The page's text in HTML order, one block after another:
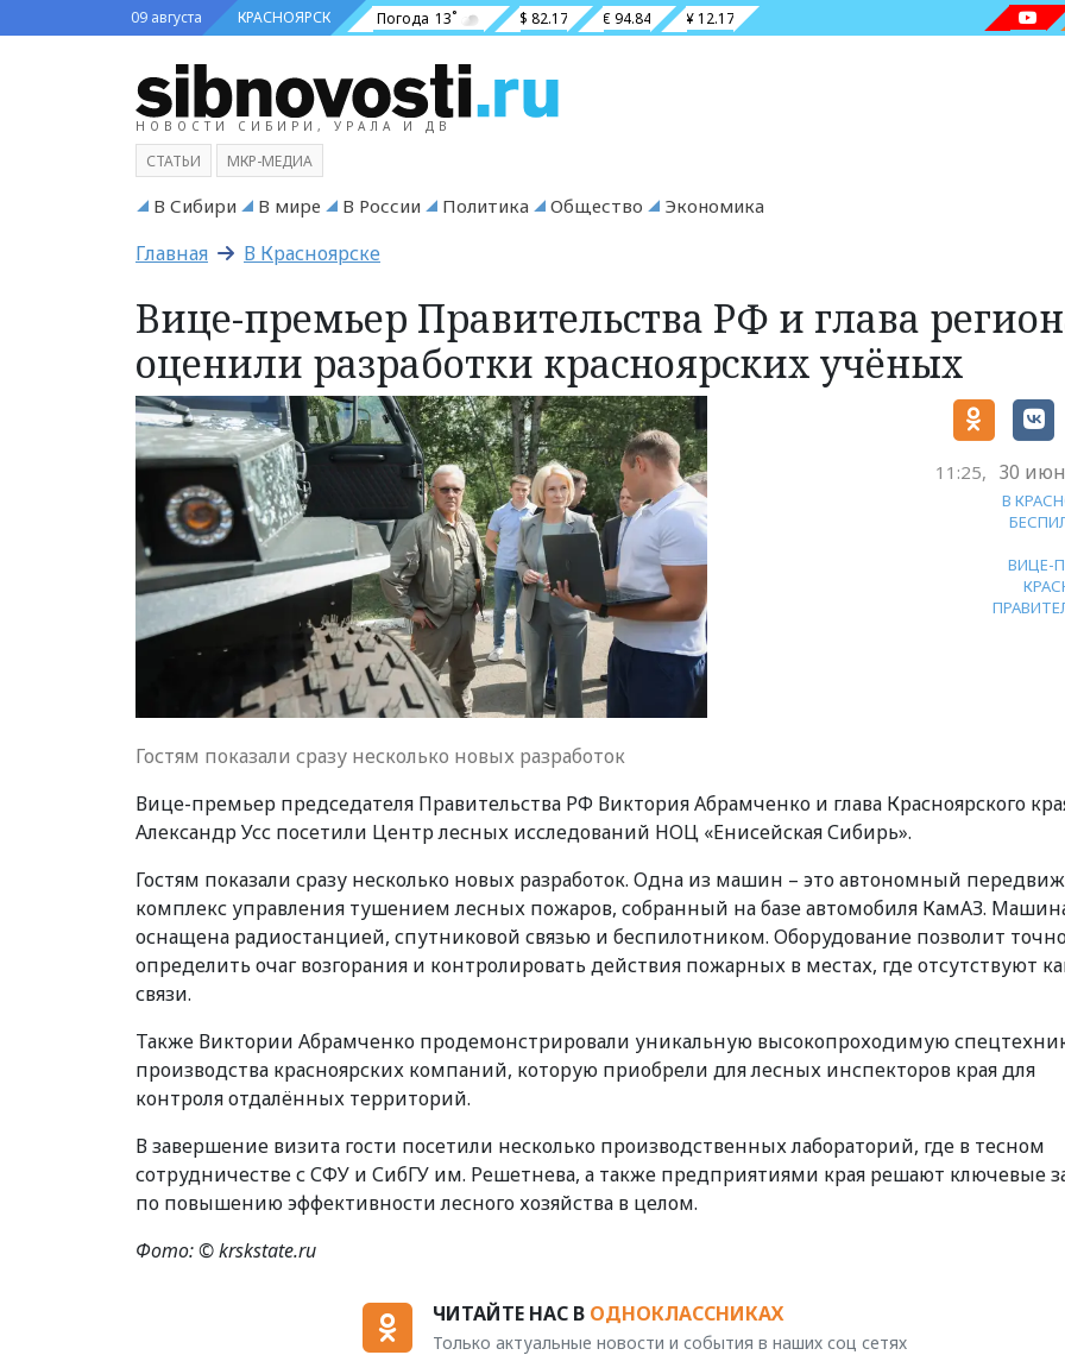
09 августа КРАСНОЯРСК Погода 13˚ $ 82.17 € 94.84 ¥ 12.17
НОВОСТИ СИБИРИ, УРАЛА И ДВ
СТАТЬИ МКР-МЕДИА
В Сибири В мире В России Политика Общество Экономика
Главная В Красноярске
Вице-премьер Правительства РФ и глава
оценили разработки красноярских учёных
11:25, 30
В
ВИЦЕ-
Гостям показали сразу несколько новых разработок
Вице-премьер председателя Правительства РФ Виктория Абрамченко и глава Красноярского
Александр Усс посетили Центр лесных исследований НОЦ «Енисейская Сибирь».
Гостям показали сразу несколько новых разработок. Одна из машин – это автономный
комплекс управления тушением лесных пожаров, собранный на базе автомобиля КамАЗ.
оснащена радиостанцией, спутниковой связью и беспилотником. Оборудование позволит
определить очаг возгорания и контролировать действия пожарных в местах, где отсутствуют
связи.
Также Виктории Абрамченко продемонстрировали уникальную высокопроходимую
производства красноярских компаний, которую приобрели для лесных инспекторов края для
контроля отдалённых территорий.
В завершение визита гости посетили несколько производственных лабораторий, где в тесном
сотрудничестве с СФУ и СибГУ им. Решетнева, а также предприятиями края решают ключевые
по повышению эффективности лесного хозяйства в целом.
Фото: © krskstate.ru
ЧИТАЙТЕ НАС В ОДНОКЛАССНИКАХ
Только актуальные новости и события в наших соц сетях